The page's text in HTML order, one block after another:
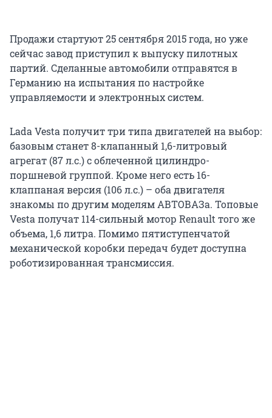
Продажи стартуют 25 сентября 2015 года, но уже
сейчас завод приступил к выпуску пилотных
партий. Сделанные автомобили отправятся в
Германию на испытания по настройке
управляемости и электронных систем.
Lada Vesta получит три типа двигателей на выбор:
базовым станет 8-клапанный 1,6-литровый
агрегат (87 л.с.) с облеченной цилиндро-
поршневой группой. Кроме него есть 16-
клаппаная версия (106 л.с.) – оба двигателя
знакомы по другим моделям АВТОВАЗа. Топовые
Vesta получат 114-сильный мотор Renault того же
объема, 1,6 литра. Помимо пятиступенчатой
механической коробки передач будет доступна
роботизированная трансмиссия.